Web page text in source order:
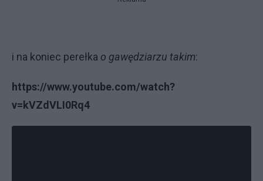
i na koniec perełka o gawędziarzu takim:
https://www.youtube.com/watch?
v=kVZdVLI0Rq4